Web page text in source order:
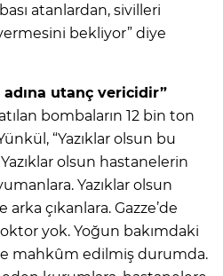
atanlardan, sivilleri
bekliyor” diye
adına utanç vericidir”
bombaların 12 bin ton
“Yazıklar olsun bu
olsun hastanelerin
Yazıklar olsun
arka çıkanlara. Gazze’de
yok. Yoğun bakımdaki
mahkûm edilmiş durumda.